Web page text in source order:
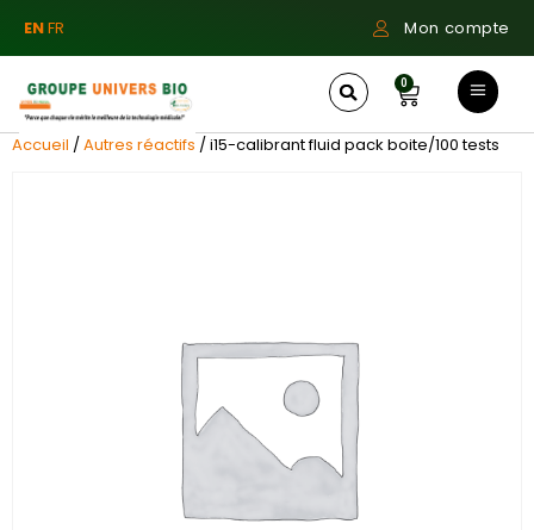
ENFR Mon compte
0
Accueil /Autres réactifs / i15-calibrant fluid pack boite/100 tests